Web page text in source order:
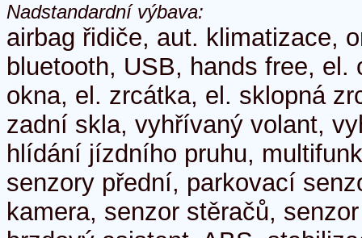
Nadstandardní výbava:
airbag řidiče, aut. klimatizace,
bluetooth, USB, hands free, el.
okna, el. zrcátka, el. sklopná
zadní skla, vyhřívaný volant,
hlídání jízdního pruhu,
senzory přední, parkovací
kamera, senzor stěračů,